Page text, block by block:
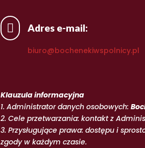
 Adres e-mail:
biuro@bochenekiwspolnicy.pl
Klauzula informacyjna
1. Administrator danych osobowych:
2. Cele przetwarzania: kontakt z
3. Przysługujące prawa: dostępu i
zgody w każdym czasie.